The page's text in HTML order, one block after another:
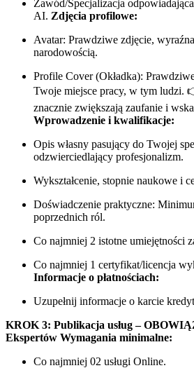
Zawód/Specjalizacja
AI. Zdjęcia profilowe:
Avatar: Prawdziwe zdjęcie,
narodowością.
Profile Cover (Okładka):
Twoje miejsce pracy, w tym ludzi.
znacznie zwiększają zaufanie i
Wprowadzenie i kwalifikacje:
Opis własny pasujący do Twojej
odzwierciedlający profesjonalizm.
Wykształcenie, stopnie naukowe i
Doświadczenie praktyczne:
poprzednich ról.
Co najmniej 2 istotne umiejętności
Co najmniej 1 certyfikat/licencja
Informacje o płatnościach:
Uzupełnij informacje o karcie
KROK 3: Publikacja usług –
Ekspertów Wymagania minimalne:
Co najmniej 02 usługi Online.